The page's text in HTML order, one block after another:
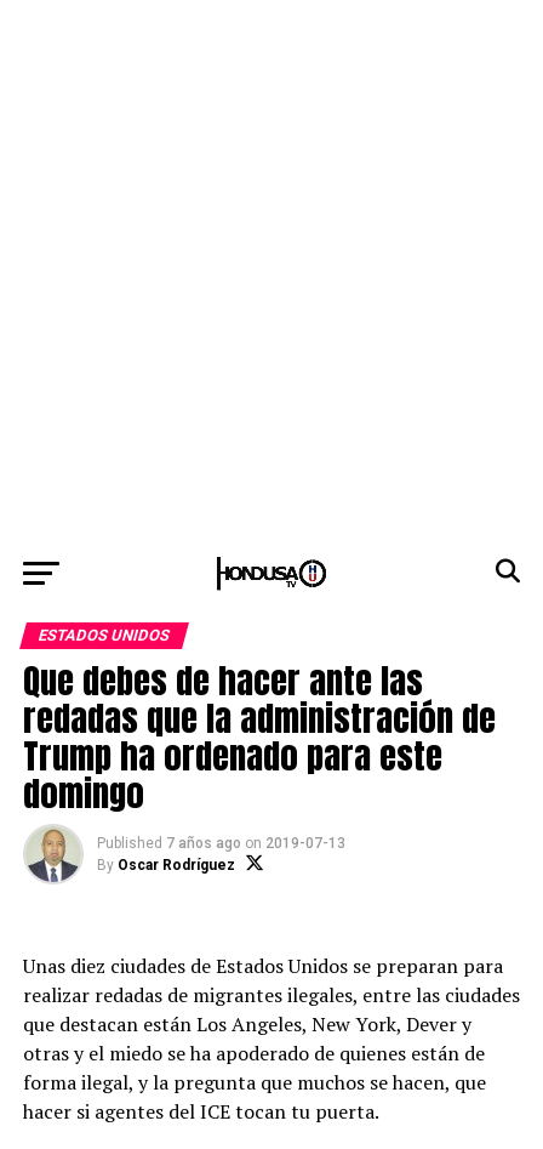
ESTADOS UNIDOS
Que debes de hacer ante las
redadas que la administración de
Trump ha ordenado para este
domingo
Published 7 años ago on 2019-07-13
By Oscar Rodríguez
Unas diez ciudades de Estados Unidos se preparan para
realizar redadas de migrantes ilegales, entre las ciudades
que destacan están Los Angeles, New York, Dever y
otras y el miedo se ha apoderado de quienes están de
forma ilegal, y la pregunta que muchos se hacen, que
hacer si agentes del ICE tocan tu puerta.